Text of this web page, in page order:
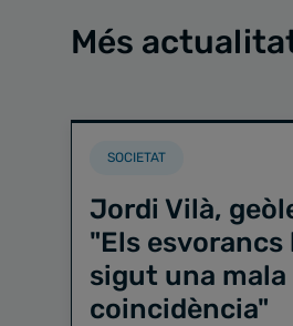
Més
SOCIETAT
Jordi Vilà,
"Els esvorancs
sigut una mala
coincidència"